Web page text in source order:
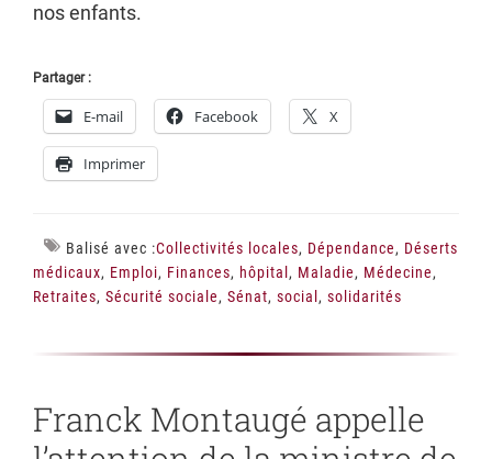
nos enfants.
Partager :
E-mail Facebook X
Imprimer
Balisé avec :Collectivités locales, Dépendance, Déserts
médicaux, Emploi, Finances, hôpital , Maladie, Médecine,
Retraites, Sécurité sociale, Sénat, social , solidarités
Franck Montaugé appelle